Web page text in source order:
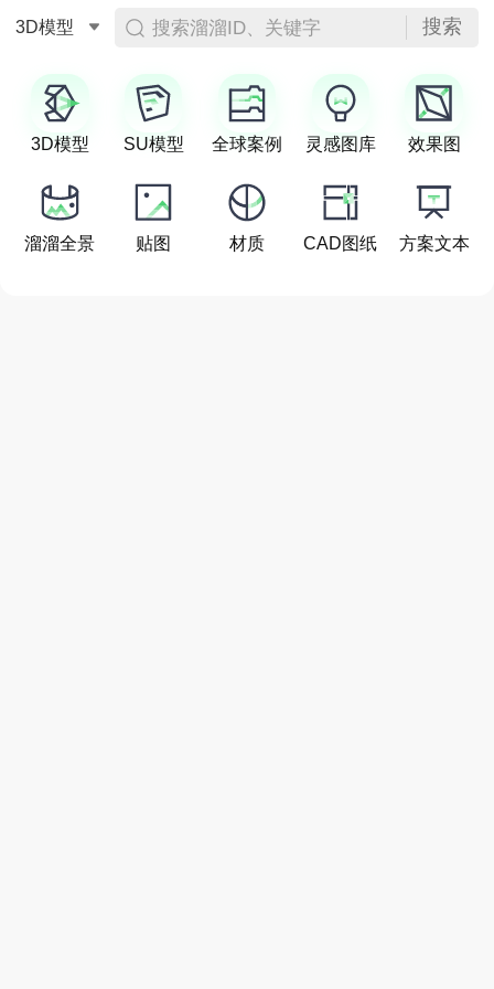
3D模型 搜索溜溜ID、关键字 搜索
3D模型 SU模型 全球案例 灵感图库 效果图
溜溜全景 贴图 材质 CAD图纸 方案文本